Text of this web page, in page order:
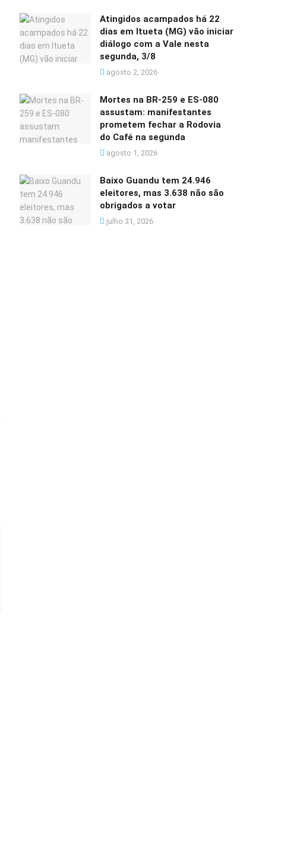
Atingidos acampados há 22
dias em Itueta (MG) vão iniciar
diálogo com a Vale nesta
segunda, 3/8
agosto 2, 2026
Mortes na BR-259 e ES-080
assustam: manifestantes
prometem fechar a Rodovia
do Café na segunda
agosto 1, 2026
Baixo Guandu tem 24.946
eleitores, mas 3.638 não são
obrigados a votar
julho 31, 2026